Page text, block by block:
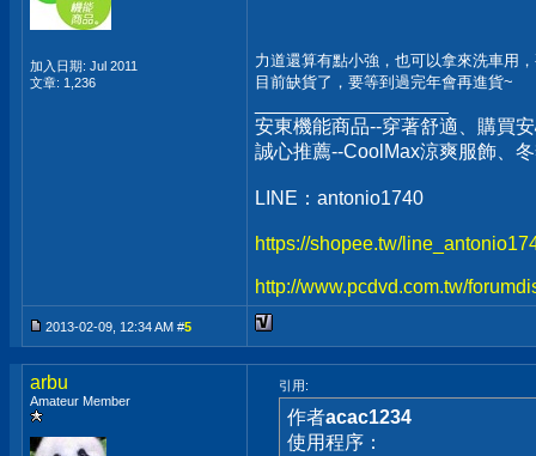
加入日期: Jul 2011
文章: 1,236
力道還算有點小強，也可以拿來洗車用
目前缺貨了，要等到過完年會再進貨~
安東機能商品--穿著舒適、購買
誠心推薦--CoolMax涼爽服飾、
LINE：antonio1740
https://shopee.tw/
http://www.pcdvd.com.tw/
2013-02-09, 12:34 AM #5
arbu
Amateur Member
引用:
作者acac1234
使用程序：